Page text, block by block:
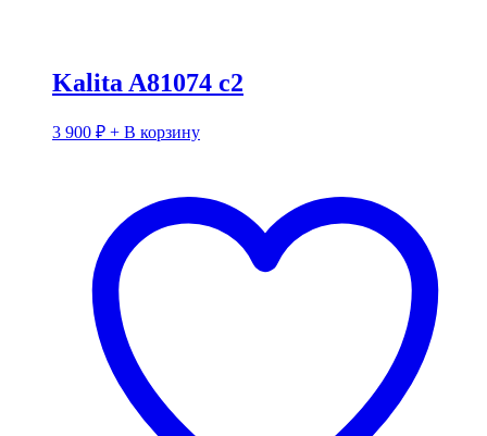
Kalita A81074 c2
3 900 ₽ + В корзину